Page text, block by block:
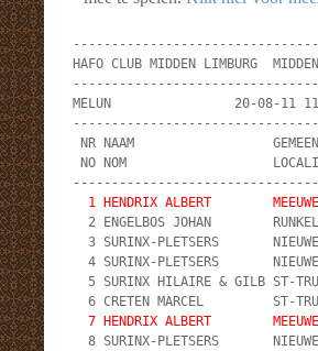
HAFO CLUB MIDDEN LIMBURG
MELUN                20-08-11
NR NAAM
NO NOM                   LOCALITE
1 HENDRIX ALBERT
2 ENGELBOS JOHAN
3 SURINX-PLETSERS
4 SURINX-PLETSERS
5 SURINX HILAIRE & GILB ST-
7 HENDRIX ALBERT